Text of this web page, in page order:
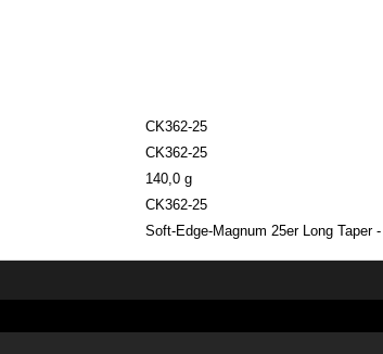
CK362-25
CK362-25
140,0 g
CK362-25
Soft-Edge-Magnum 25er Long Taper -